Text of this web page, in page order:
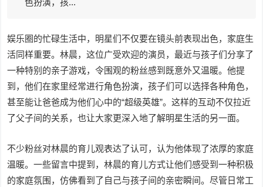
色扮演，孩...
娱乐圈的忙碌生活中，明星们不仅要在镜头前表现出色，家庭生
活同样重要。林晨，这位广受欢迎的演员，最近与孩子们分享了
一种特别的亲子游戏，令围观的粉丝感到既意外又温暖。他提
到，他们在家里经常进行角色扮演，孩子们可以选择各种角色，
甚至能让爸爸成为他们心中的“超级英雄”。这样的互动不仅拉近
了父子间的关系，也让大家更深入地了解明星生活的另一面。
不少粉丝对林晨的育儿观表达了认可，认为他体现了浓厚的家庭
温暖。一些留言中提到，林晨的育儿方式让他们感受到一种积极
的家庭氛围，仿佛看到了自己与孩子间的亲密瞬间。尽管日常工